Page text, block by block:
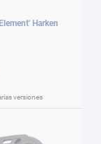
Harken
versiones